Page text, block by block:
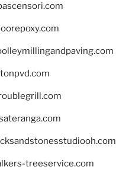
treeservice.com